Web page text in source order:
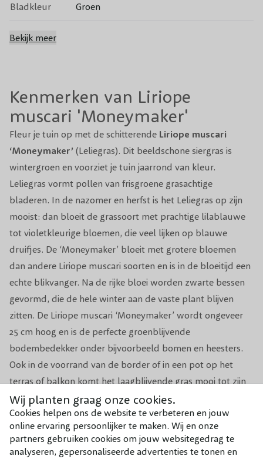
Wij planten graag onze cookies.
Cookies helpen ons de website te verbeteren en jouw
online ervaring persoonlijker te maken. Wij en onze
partners gebruiken cookies om jouw websitegedrag te
analyseren, gepersonaliseerde advertenties te tonen en
Kenmerken van Liriope
muscari 'Moneymaker'
Fleur je tuin op met de schitterende Liriope muscari
‘Moneymaker’ (Leliegras). Dit beeldschone siergras is
wintergroen en voorziet je tuin jaarrond van kleur.
Leliegras vormt pollen van frisgroene grasachtige
bladeren. In de nazomer en herfst is het Leliegras op zijn
mooist: dan bloeit de grassoort met prachtige lilablauwe
tot violetkleurige bloemen, die veel lijken op blauwe
druifjes. De ‘Moneymaker’ bloeit met grotere bloemen
dan andere Liriope muscari soorten en is in de bloeitijd een
echte blikvanger. Na de rijke bloei worden zwarte bessen
gevormd, die de hele winter aan de vaste plant blijven
zitten. De Liriope muscari ‘Moneymaker’ wordt ongeveer
25 cm hoog en is de perfecte groenblijvende
bodembedekker onder bijvoorbeeld bomen en heesters.
Ook in de voorrand van de border of in een pot op het
terras of balkon komt het laagblijvende gras mooi tot zijn
recht. Niet alleen vanwege de kleurrijke en uitbundige
bloei is Leliegras populair, maar ook vanwege het
eenvoudige onderhoud. De Liriope muscari ‘Moneymaker’
is een makkelijke plant, die graag in de halfschaduw in een
Bladkleur Groen
Groenblijvend
Snoeiperiode Voorjaar
Standplaats Halfschaduw
Winterhardheid Goed
Planttijd Jaarrond
Aantal per m1 3-4
Aantal per m2 7
Voeding Organische meststof siergrassen
Geschikt voor
Bodembedekker, Border,
Onderbeplanting, In pot
Bekijk meer